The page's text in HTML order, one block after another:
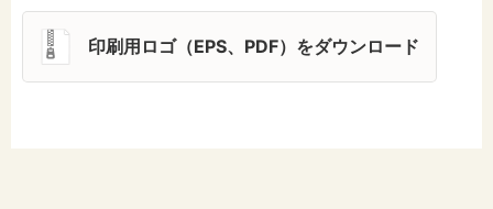
印刷用ロゴ（EPS、PDF）をダウンロード